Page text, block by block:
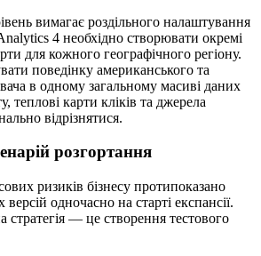
вимагає роздільного налаштування
4 необхідно створювати окремі
для кожного географічного регіону.
поведінку американського та
в одному загальному масиві даних
теплові карти кліків та джерела
відрізнятися.
розгортання
ризиків бізнесу протипоказано
одночасно на старті експансії.
стратегія — це створення тестового